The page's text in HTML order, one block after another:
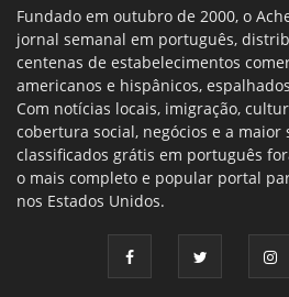
Fundado em outubro de 2000, o
jornal semanal em português,
centenas de estabelecimentos
americanos e hispânicos,
Com notícias locais, imigração,
cobertura social, negócios e a maior
classificados grátis em português
o mais completo e popular portal
nos Estados Unidos.